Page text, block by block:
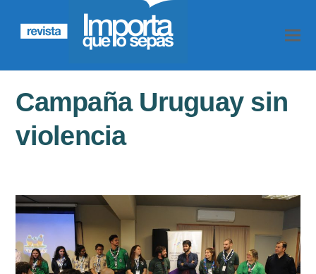
Campaña Uruguay sin
violencia